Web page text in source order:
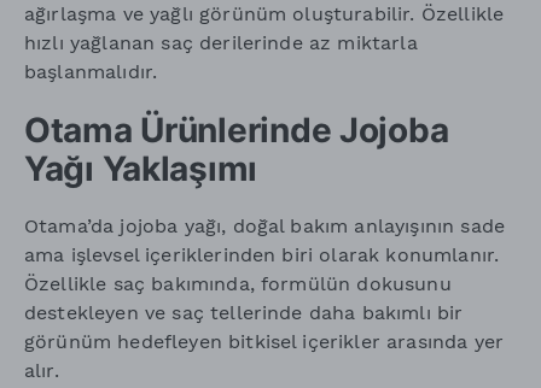
ağırlaşma ve yağlı görünüm oluşturabilir. Özellikle
hızlı yağlanan saç derilerinde az miktarla
başlanmalıdır.
Otama Ürünlerinde Jojoba
Yağı Yaklaşımı
Otama’da jojoba yağı, doğal bakım anlayışının sade
ama işlevsel içeriklerinden biri olarak konumlanır.
Özellikle saç bakımında, formülün dokusunu
destekleyen ve saç tellerinde daha bakımlı bir
görünüm hedefleyen bitkisel içerikler arasında yer
alır.